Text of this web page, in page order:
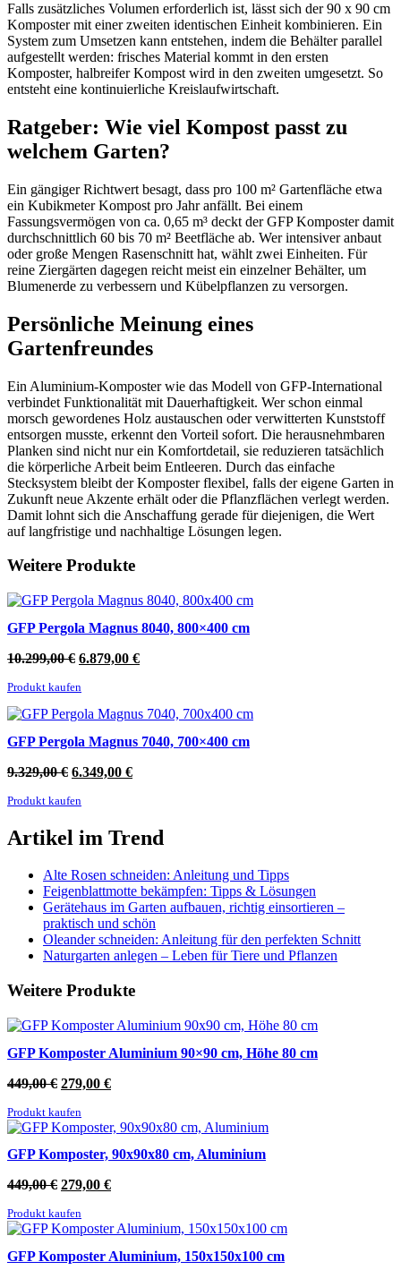
Falls zusätzliches Volumen erforderlich ist, lässt sich der 90 x 90 cm
Komposter mit einer zweiten identischen Einheit kombinieren. Ein
System zum Umsetzen kann entstehen, indem die Behälter parallel
aufgestellt werden: frisches Material kommt in den ersten
Komposter, halbreifer Kompost wird in den zweiten umgesetzt. So
entsteht eine kontinuierliche Kreislaufwirtschaft.
Ratgeber: Wie viel Kompost passt zu
welchem Garten?
Ein gängiger Richtwert besagt, dass pro 100 m² Gartenfläche etwa
ein Kubikmeter Kompost pro Jahr anfällt. Bei einem
Fassungsvermögen von ca. 0,65 m³ deckt der GFP Komposter damit
durchschnittlich 60 bis 70 m² Beetfläche ab. Wer intensiver anbaut
oder große Mengen Rasenschnitt hat, wählt zwei Einheiten. Für
reine Ziergärten dagegen reicht meist ein einzelner Behälter, um
Blumenerde zu verbessern und Kübelpflanzen zu versorgen.
Persönliche Meinung eines
Gartenfreundes
Ein Aluminium-Komposter wie das Modell von GFP-International
verbindet Funktionalität mit Dauerhaftigkeit. Wer schon einmal
morsch gewordenes Holz austauschen oder verwitterten Kunststoff
entsorgen musste, erkennt den Vorteil sofort. Die herausnehmbaren
Planken sind nicht nur ein Komfortdetail, sie reduzieren tatsächlich
die körperliche Arbeit beim Entleeren. Durch das einfache
Stecksystem bleibt der Komposter flexibel, falls der eigene Garten in
Zukunft neue Akzente erhält oder die Pflanzflächen verlegt werden.
Damit lohnt sich die Anschaffung gerade für diejenigen, die Wert
auf langfristige und nachhaltige Lösungen legen.
Weitere Produkte
GFP Pergola Magnus 8040, 800×400 cm
10.299,00€ Ursprünglicher
war:
10.299,00 €
6.879,00 €Aktueller
6.879,00 €.
Produkt kaufen
GFP Pergola Magnus 7040, 700×400 cm
9.329,00€ Ursprünglicher
war:
6.349,00 €Aktueller
Produkt kaufen
Artikel im Trend
Alte Rosen schneiden: Anleitung und Tipps
Feigenblattmotte bekämpfen: Tipps & Lösungen
Gerätehaus im Garten aufbauen, richtig einsortieren –
praktisch und schön
Oleander schneiden: Anleitung für den perfekten Schnitt
Naturgarten anlegen – Leben für Tiere und Pflanzen
Weitere Produkte
GFP Komposter Aluminium 90×90 cm, Höhe 80 cm
449,00€ Ursprünglicher
war:
449,00 €
279,00 €Aktueller
279,00 €.
Produkt kaufen
GFP Komposter, 90x90x80 cm, Aluminium
449,00€ Ursprünglicher
war:
449,00 €
279,00 €Aktueller
279,00 €.
Produkt kaufen
GFP Komposter Aluminium, 150x150x100 cm